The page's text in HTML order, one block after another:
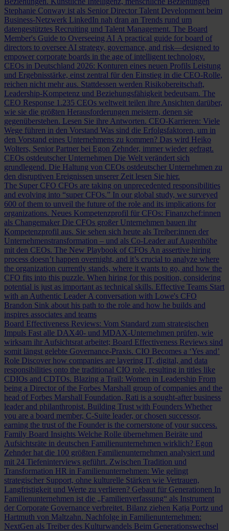
Stephanie Conway ist als Senior Director Talent Development beim
Business-Netzwerk LinkedIn nah dran an Trends rund um
datengestütztes Recruiting und Talent Management. The Board
Member's Guide to Overseeing AI A practical guide for board of
directors to oversee AI strategy, governance, and risk—designed to
empower corporate boards in the age of intelligent technology.
CEOs in Deutschland 2026: Konturen eines neuen Profils Leistung
und Ergebnisstärke, einst zentral für den Einstieg in die CEO-Rolle,
reichen nicht mehr aus. Stattdessen werden Risikobereitschaft,
Leadership-Kompetenz und Beziehungsfähigkeit bedeutsam. The
CEO Response 1.235 CEOs weltweit teilen ihre Ansichten darüber,
wie sie die größten Herausforderungen meistern, denen sie
gegenüberstehen. Lesen Sie ihre Antworten. CEO-Karrieren: Viele
Wege führen in den Vorstand Was sind die Erfolgsfaktoren, um in
den Vorstand eines Unternehmens zu kommen? Das wird Heiko
Wolters, Senior Partner bei Egon Zehnder, immer wieder gefragt.
CEOs ostdeutscher Unternehmen Die Welt verändert sich
grundlegend. Die Haltung von CEOs ostdeutscher Unternehmen zu
den disruptiven Ereignissen unserer Zeit lesen Sie hier.
The Super CFO CFOs are taking on unprecedented responsibilities
and evolving into “super CFOs.” In our global study, we surveyed
600 of them to unveil the future of the role and its implications for
organizations. Neues Kompetenzprofil für CFOs: Finanzchef:innen
als Changemaker Die CFOs großer Unternehmen bauen ihr
Kompetenzprofil aus. Sie sehen sich heute als Treiber:innen der
Unternehmenstransformation – und als Co-Leader auf Augenhöhe
mit den CEOs. The New Playbook of CFOs An assertive hiring
process doesn’t happen overnight, and it’s crucial to analyze where
the organization currently stands, where it wants to go, and how the
CFO fits into this puzzle. When hiring for this position, considering
potential is just as important as technical skills. Effective Teams Start
with an Authentic Leader A conversation with Lowe's CFO
Brandon Sink about his path to the role and how he builds and
inspires associates and teams
Board Effectiveness Reviews: Vom Standard zum strategischen
Impuls Fast alle DAX40- und MDAX-Unternehmen prüfen, wie
wirksam ihr Aufsichtsrat arbeitet; Board Effectiveness Reviews sind
somit längst gelebte Governance-Praxis. CIO Becomes a ‘Yes and’
Role Discover how companies are layering IT, digital, and data
responsibilities onto the traditional CIO role, resulting in titles like
CDIOs and CDTOs. Blazing a Trail: Women in Leadership From
being a Director of the Forbes Marshall group of companies and the
head of Forbes Marshall Foundation, Rati is a sought-after business
leader and philanthropist. Building Trust with Founders Whether
you are a board member, C-Suite leader, or chosen successor,
earning the trust of the Founder is the cornerstone of your success.
Family Board Insights Welche Rolle übernehmen Beiräte und
Aufsichtsräte in deutschen Familienunternehmen wirklich? Egon
Zehnder hat die 100 größten Familienunternehmen analysiert und
mit 24 Tiefeninterviews geführt. Zwischen Tradition und
Transformation HR in Familienunternehmen: Wie gelingt
strategischer Support, ohne kulturelle Stärken wie Vertrauen,
Langfristigkeit und Werte zu verlieren? Gebaut für Generationen In
Familienunternehmen ist die „Familienverfassung“ als Instrument
der Corporate Governance verbreitet. Bilanz ziehen Katja Portz und
Hartmuth von Maltzahn. Nachfolge in Familienunternehmen:
NextGen als Treiber des Kulturwandels Beim Generationswechsel